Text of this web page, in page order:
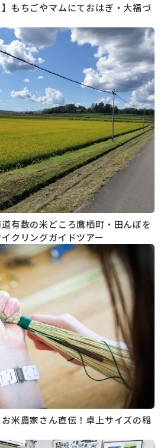
】もちごやマムにておはぎ・大福づ
道有数の米どころ鷹栖町・田んぼを
クリングガイドツアー
お米農家さん直伝！卓上サイズの稲